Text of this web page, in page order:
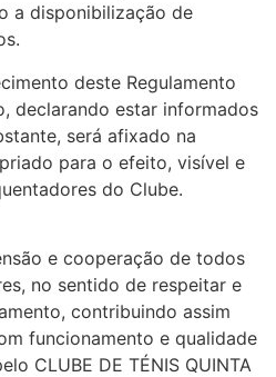
a disponibilização de
deste Regulamento
declarando estar informados
será afixado na
para o efeito, visível e
do Clube.
e cooperação de todos
no sentido de respeitar e
contribuindo assim
funcionamento e qualidade
CLUBE DE TÉNIS QUINTA